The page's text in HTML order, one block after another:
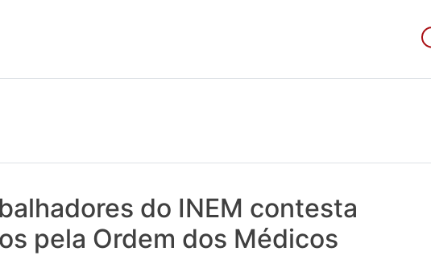
contam! Tudo o que se passa na Saúde!
do INEM contesta
pela Ordem dos Médicos